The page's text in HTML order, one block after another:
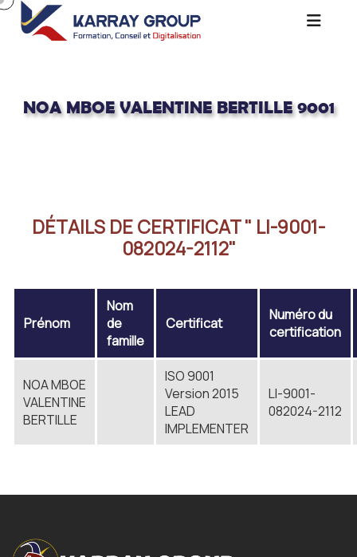
NOA MBOE VALENTINE BERTILLE 9001
DÉTAILS DE CERTIFICAT " LI-9001-
082024-2112"
Prénom
Nom
de
famille
Certificat
Numéro du
certification
NOA MBOE
VALENTINE
BERTILLE
ISO 9001
Version 2015
LEAD
IMPLEMENTER
LI-9001-
082024-2112